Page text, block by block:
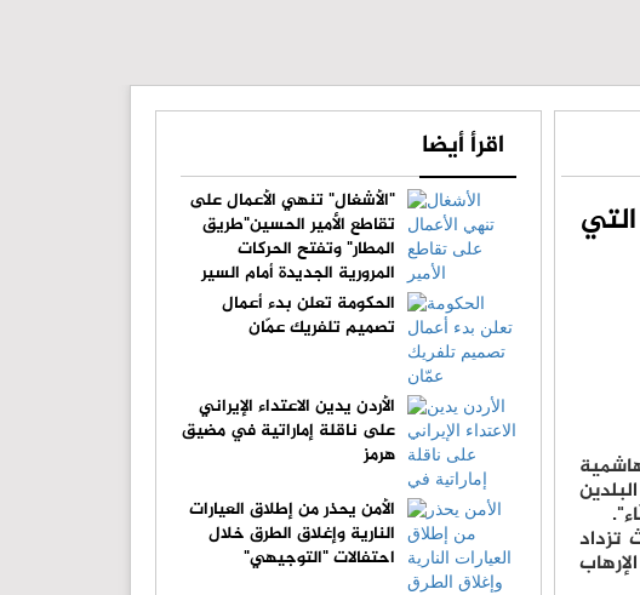
تزداد
اقرأ أيضا
"الأشغال" تنهي الأعمال على
تقاطع الأمير الحسين"طريق
المطار" وتفتح الحركات
المرورية الجديدة أمام السير
الحكومة تعلن بدء أعمال
تصميم تلفريك عمّان
الأردن يدين الاعتداء الإيراني
على ناقلة إماراتية في مضيق
هرمز
الأمن يحذر من إطلاق العيارات
النارية وإغلاق الطرق خلال
احتفالات "التوجيهي"